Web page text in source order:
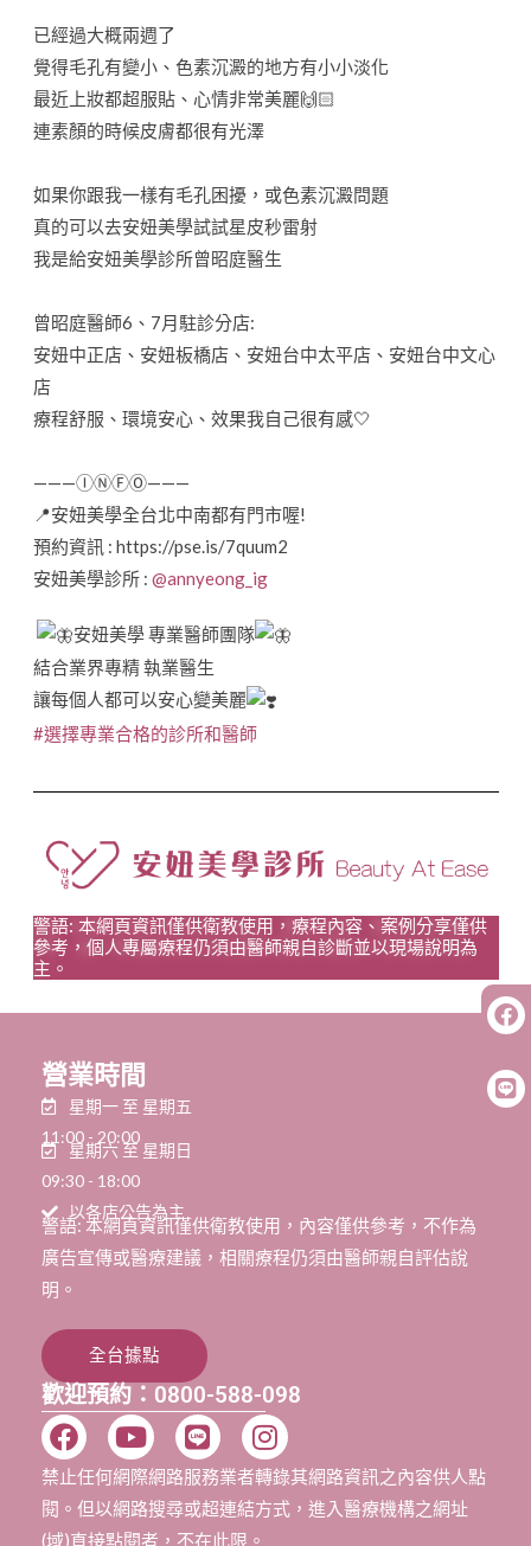
已經過大概兩週了
覺得毛孔有變小、色素沉澱的地方有小小淡化
最近上妝都超服貼、心情非常美麗🙌🏻
連素顏的時候皮膚都很有光澤
如果你跟我一樣有毛孔困擾，或色素沉澱問題
真的可以去安妞美學試試星皮秒雷射
我是給安妞美學診所曾昭庭醫生
曾昭庭醫師6、7月駐診分店:
安妞中正店、安妞板橋店、安妞台中太平店、安妞台中文心
店
療程舒服、環境安心、效果我自己很有感🤍
———ⒾⓃⒻⓄ———
📍安妞美學全台北中南都有門市喔!
預約資訊 : https://pse.is/7quum2
安妞美學診所 : @annyeong_ig
安妞美學 專業醫師團隊
結合業界專精 執業醫生
讓每個人都可以安心變美麗
#選擇專業合格的診所和醫師
警語: 本網頁資訊僅供衛教使用，療程內容、案例分享僅供
參考，個人專屬療程仍須由醫師親自診斷並以現場說明為
主。
營業時間
星期一 至 星期五
11:00 - 20:00
星期六 至 星期日
09:30 - 18:00
以各店公告為主
警語: 本網頁資訊僅供衛教使用，內容僅供參考，不作為
廣告宣傳或醫療建議，相關療程仍須由醫師親自評估說
明。
全台據點
歡迎預約：0800-588-098
禁止任何網際網路服務業者轉錄其網路資訊之內容供人點
閱。但以網路搜尋或超連結方式，進入醫療機構之網址
(域)直接點閱者，不在此限。